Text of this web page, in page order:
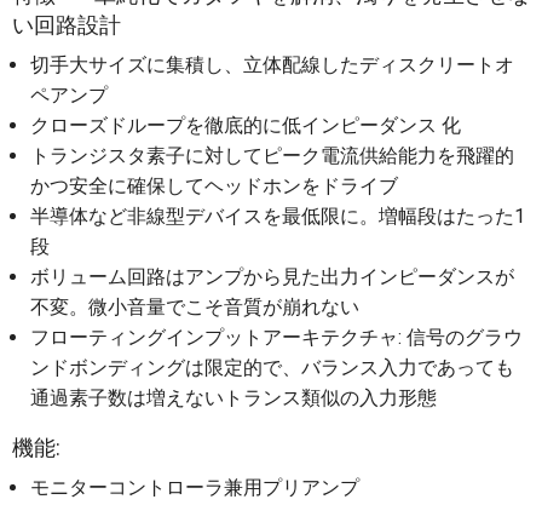
い回路設計
切手大サイズに集積し、立体配線したディスクリートオ
ペアンプ
クローズドループを徹底的に低インピーダンス 化
トランジスタ素子に対してピーク電流供給能力を飛躍的
かつ安全に確保してヘッドホンをドライブ
半導体など非線型デバイスを最低限に。増幅段はたった1
段
ボリューム回路はアンプから見た出力インピーダンスが
不変。微小音量でこそ音質が崩れない
フローティングインプットアーキテクチャ: 信号のグラウ
ンドボンディングは限定的で、バランス入力であっても
通過素子数は増えないトランス類似の入力形態
機能:
モニターコントローラ兼用プリアンプ